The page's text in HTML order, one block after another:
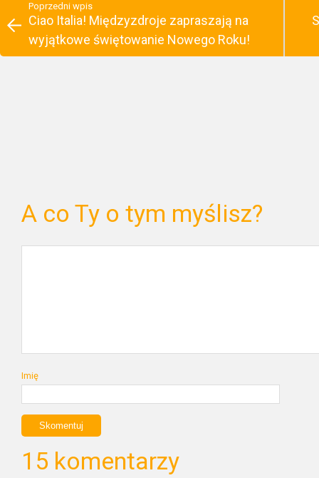
Poprzedni wpis
Ciao Italia! Międzyzdroje zapraszają na
wyjątkowe świętowanie Nowego Roku!
A co Ty o tym myślisz?
Imię
15 komentarzy